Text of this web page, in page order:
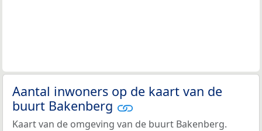
Aantal inwoners op de kaart van de
buurt Bakenberg
Kaart van de omgeving van de buurt Bakenberg.